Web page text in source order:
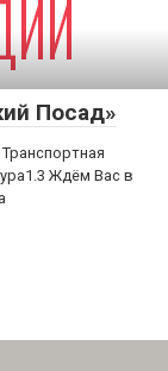
Посад»
Ждём Вас в